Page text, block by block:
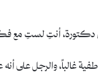
دكتورة، أنتِ لستِ مع
غالباً، والرجل على أنه